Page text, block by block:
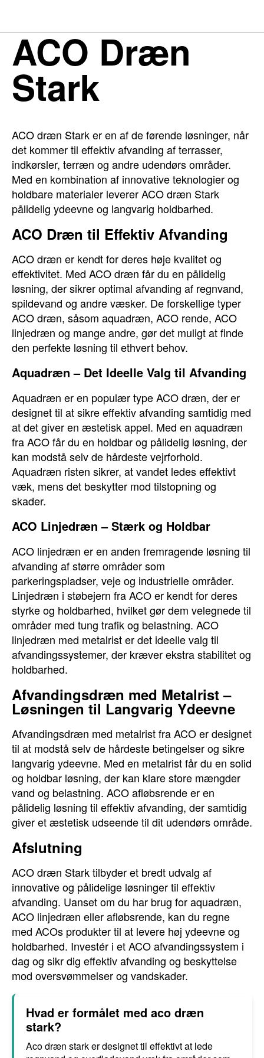
ACO Dræn
Stark
ACO dræn Stark er en af de førende løsninger, når
det kommer til effektiv afvanding af terrasser,
indkørsler, terræn og andre udendørs områder.
Med en kombination af innovative teknologier og
holdbare materialer leverer ACO dræn Stark
pålidelig ydeevne og langvarig holdbarhed.
ACO Dræn til Effektiv Afvanding
ACO dræn er kendt for deres høje kvalitet og
effektivitet. Med ACO dræn får du en pålidelig
løsning, der sikrer optimal afvanding af regnvand,
spildevand og andre væsker. De forskellige typer
ACO dræn, såsom aquadræn, ACO rende, ACO
linjedræn og mange andre, gør det muligt at finde
den perfekte løsning til ethvert behov.
Aquadræn – Det Ideelle Valg til Afvanding
Aquadræn er en populær type ACO dræn, der er
designet til at sikre effektiv afvanding samtidig med
at det giver en æstetisk appel. Med en aquadræn
fra ACO får du en holdbar og pålidelig løsning, der
kan modstå selv de hårdeste vejrforhold.
Aquadræn risten sikrer, at vandet ledes effektivt
væk, mens det beskytter mod tilstopning og
skader.
ACO Linjedræn – Stærk og Holdbar
ACO linjedræn er en anden fremragende løsning til
afvanding af større områder som
parkeringspladser, veje og industrielle områder.
Linjedræn i støbejern fra ACO er kendt for deres
styrke og holdbarhed, hvilket gør dem velegnede til
områder med tung trafik og belastning. ACO
linjedræn med metalrist er det ideelle valg til
afvandingssystemer, der kræver ekstra stabilitet og
holdbarhed.
Afvandingsdræn med Metalrist –
Løsningen til Langvarig Ydeevne
Afvandingsdræn med metalrist fra ACO er designet
til at modstå selv de hårdeste betingelser og sikre
langvarig ydeevne. Med en metalrist får du en solid
og holdbar løsning, der kan klare store mængder
vand og belastning. ACO afløbsrende er en
pålidelig løsning til effektiv afvanding, der samtidig
giver et æstetisk udseende til dit udendørs område.
Afslutning
ACO dræn Stark tilbyder et bredt udvalg af
innovative og pålidelige løsninger til effektiv
afvanding. Uanset om du har brug for aquadræn,
ACO linjedræn eller afløbsrende, kan du regne
med ACOs produkter til at levere høj ydeevne og
holdbarhed. Investér i et ACO afvandingssystem i
dag og sikr dig effektiv afvanding og beskyttelse
mod oversvømmelser og vandskader.
Hvad er formålet med aco dræn
stark?
Aco dræn stark er designet til effektivt at lede